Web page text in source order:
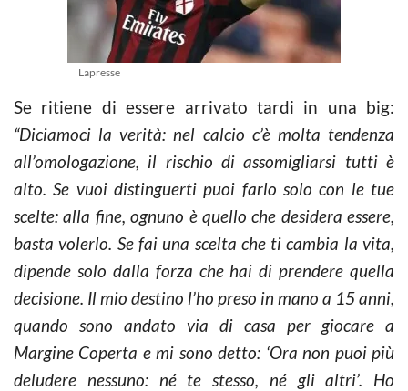
Lapresse
Se ritiene di essere arrivato tardi in una big:
“Diciamoci la verità: nel calcio c’è molta tendenza
all’omologazione, il rischio di assomigliarsi tutti è
alto. Se vuoi distinguerti puoi farlo solo con le tue
scelte: alla fine, ognuno è quello che desidera essere,
basta volerlo. Se fai una scelta che ti cambia la vita,
dipende solo dalla forza che hai di prendere quella
decisione. Il mio destino l’ho preso in mano a 15 anni,
quando sono andato via di casa per giocare a
Margine Coperta e mi sono detto: ‘Ora non puoi più
deludere nessuno: né te stesso, né gli altri’. Ho